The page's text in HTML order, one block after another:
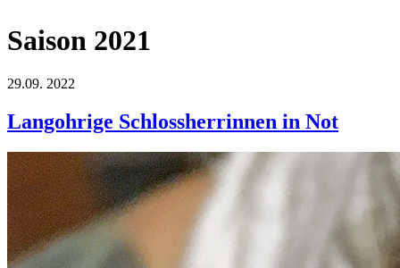
Saison 2021
29.09. 2022
Langohrige Schlossherrinnen in Not